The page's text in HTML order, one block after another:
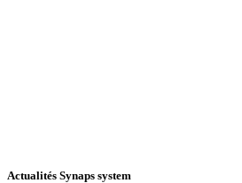
Actualités Synaps system